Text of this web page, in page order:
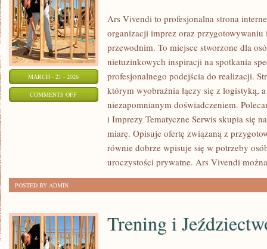
MARCH - 21 - 2026
COMMENTS OFFON
Ars Vivendi to profesjonalna strona
organizacji imprez oraz
przewodnim. To miejsce stworzone dla
nietuzinkowych inspiracji na spotkania
profesjonalnego podejścia do realizacji.
którym wyobraźnia łączy się z logistyką,
niezapomnianym doświadczeniem.
i Imprezy Tematyczne Serwis skupia się
miarę. Opisuje ofertę związaną z
równie dobrze wpisuje się w potrzeby
uroczystości prywatne. Ars Vivendi można
POSTED BY ADMIN
Trening i